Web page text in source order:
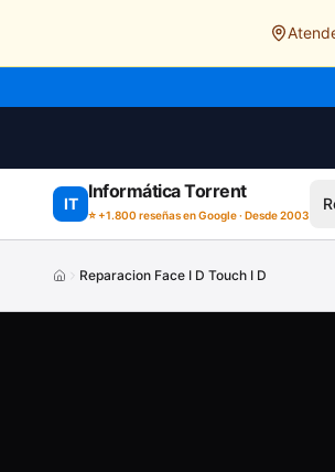
IT
Informática Torrent
⭐ +1.800 reseñas en Google · Desde 2003
Reparacion Face I D Touch I D